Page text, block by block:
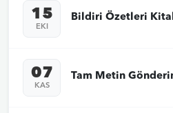
15
EKI
Bildiri Özetleri
07
KAS
Tam Metin